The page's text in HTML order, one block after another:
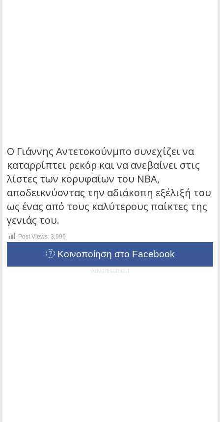
Ο Γιάννης Αντετοκούνμπο συνεχίζει να
καταρρίπτει ρεκόρ και να ανεβαίνει στις
λίστες των κορυφαίων του NBA,
αποδεικνύοντας την αδιάκοπη εξέλιξή του
ως ένας από τους καλύτερους παίκτες της
γενιάς του.
Post Views: 3,996
Κοινοποίηση στο Facebook
Advertisement